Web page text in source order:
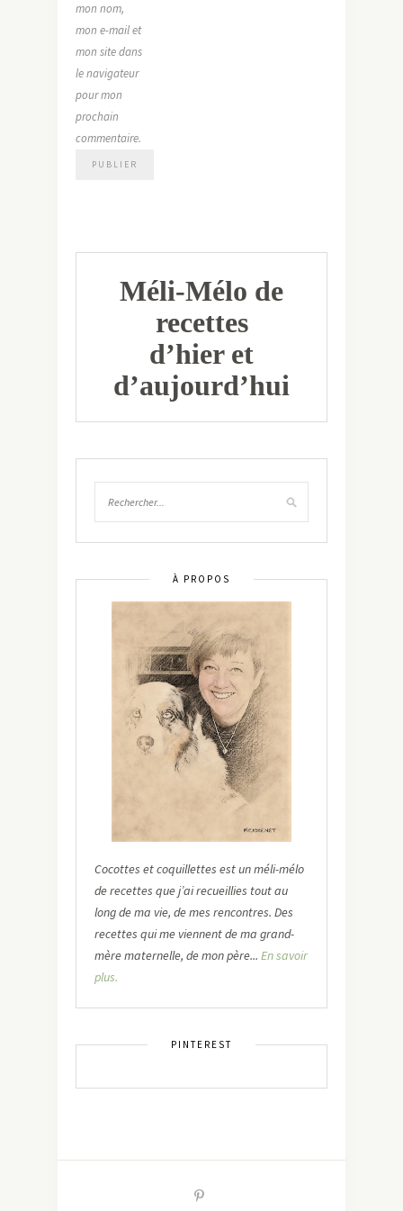
mon nom,
mon e-mail et
mon site dans
le navigateur
pour mon
prochain
commentaire.
Méli-Mélo de
recettes
d’hier et
d’aujourd’hui
À PROPOS
Cocottes et coquillettes est un méli-mélo
de recettes que j’ai recueillies tout au
long de ma vie, de mes rencontres. Des
recettes qui me viennent de ma grand-
mère maternelle, de mon père... En savoir
plus.
PINTEREST